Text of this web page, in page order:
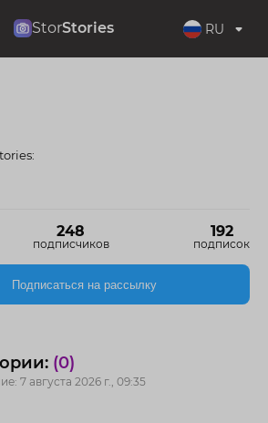
StorStories RU
248
подписчиков
192
подписок
Подписаться на рассылку
(0)
7 августа 2026 г., 09:35